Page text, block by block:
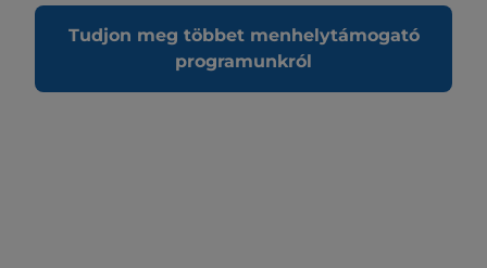
Tudjon meg többet menhelytámogató
programunkról